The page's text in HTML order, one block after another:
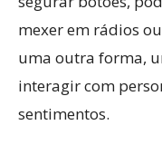
mexer em rádios
uma outra forma,
interagir com
sentimentos.